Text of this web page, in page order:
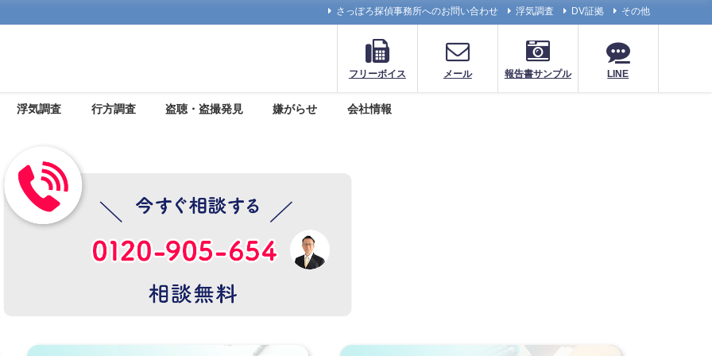
さっぽろ探偵事務所へのお問い合わせ 浮気調査 DV証拠 その他
フリーボイス メール 報告書サンプル LINE
浮気調査 行方調査 盗聴・盗撮発見 嫌がらせ 会社情報